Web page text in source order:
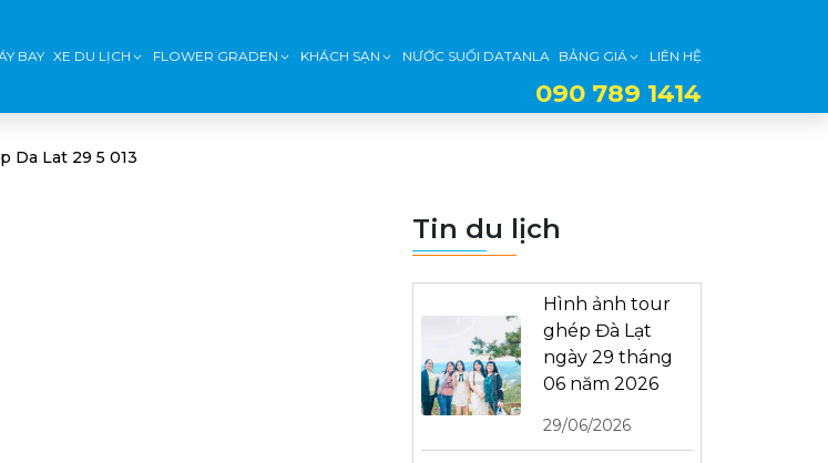
BAY XE DU LỊCH FLOWER GRADEN KHÁCH SẠN NƯỚC SUỐI DATANLA BẢNG GIÁ LIÊN HỆ
090 789 1414
Da Lat 29 5 013
Tin du lịch
Hình ảnh tour
ghép Đà Lạt
ngày 29 tháng
06 năm 2026
29/06/2026